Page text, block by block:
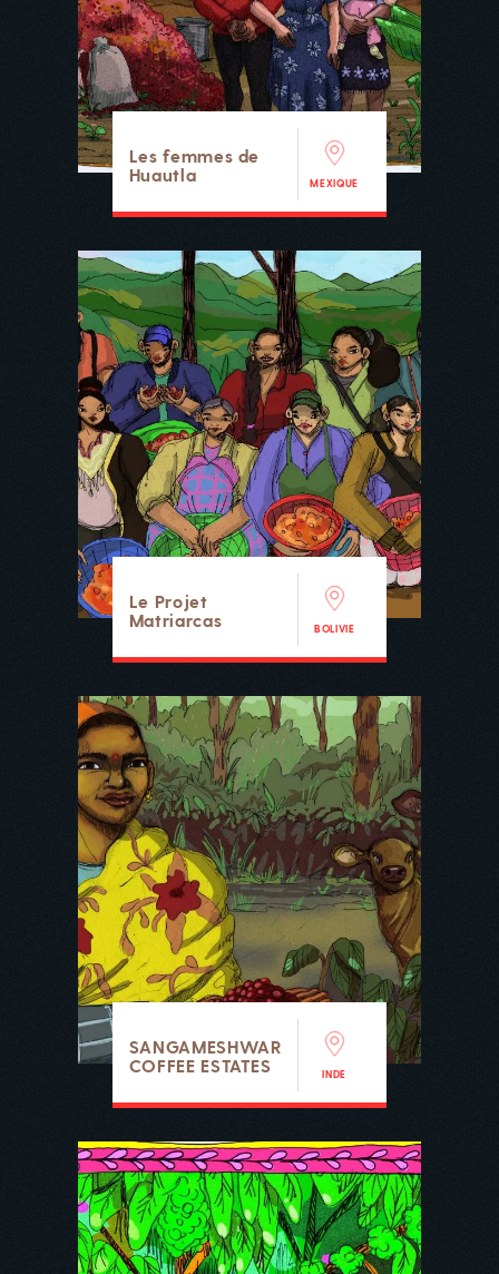
Les femmes de
Huautla
MEXIQUE
Le Projet
Matriarcas
BOLIVIE
SANGAMESHWAR
COFFEE ESTATES
INDE